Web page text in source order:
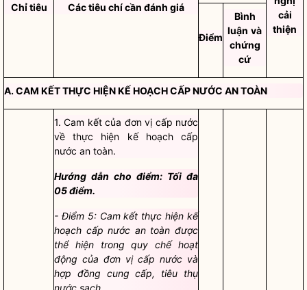
Chỉ tiêu Các tiêu chí cần đánh giá
cải
thiện
Điểm
Bình
luận và
chứng
cứ
A. CAM KẾT THỰC HIỆN KẾ HOẠCH CẤP NƯỚC AN TOÀN
1. Cam kết của đơn vị cấp nước
về thực hiện kế hoạch cấp
nước an toàn.
Hướng dẫn cho điểm: Tối đa
05 điểm.
- Điểm 5: Cam kết thực hiện kế
hoạch cấp nước an toàn được
thể hiện trong quy chế hoạt
động của đơn vị cấp nước và
hợp đồng cung cấp, tiêu thụ
nước sạch.